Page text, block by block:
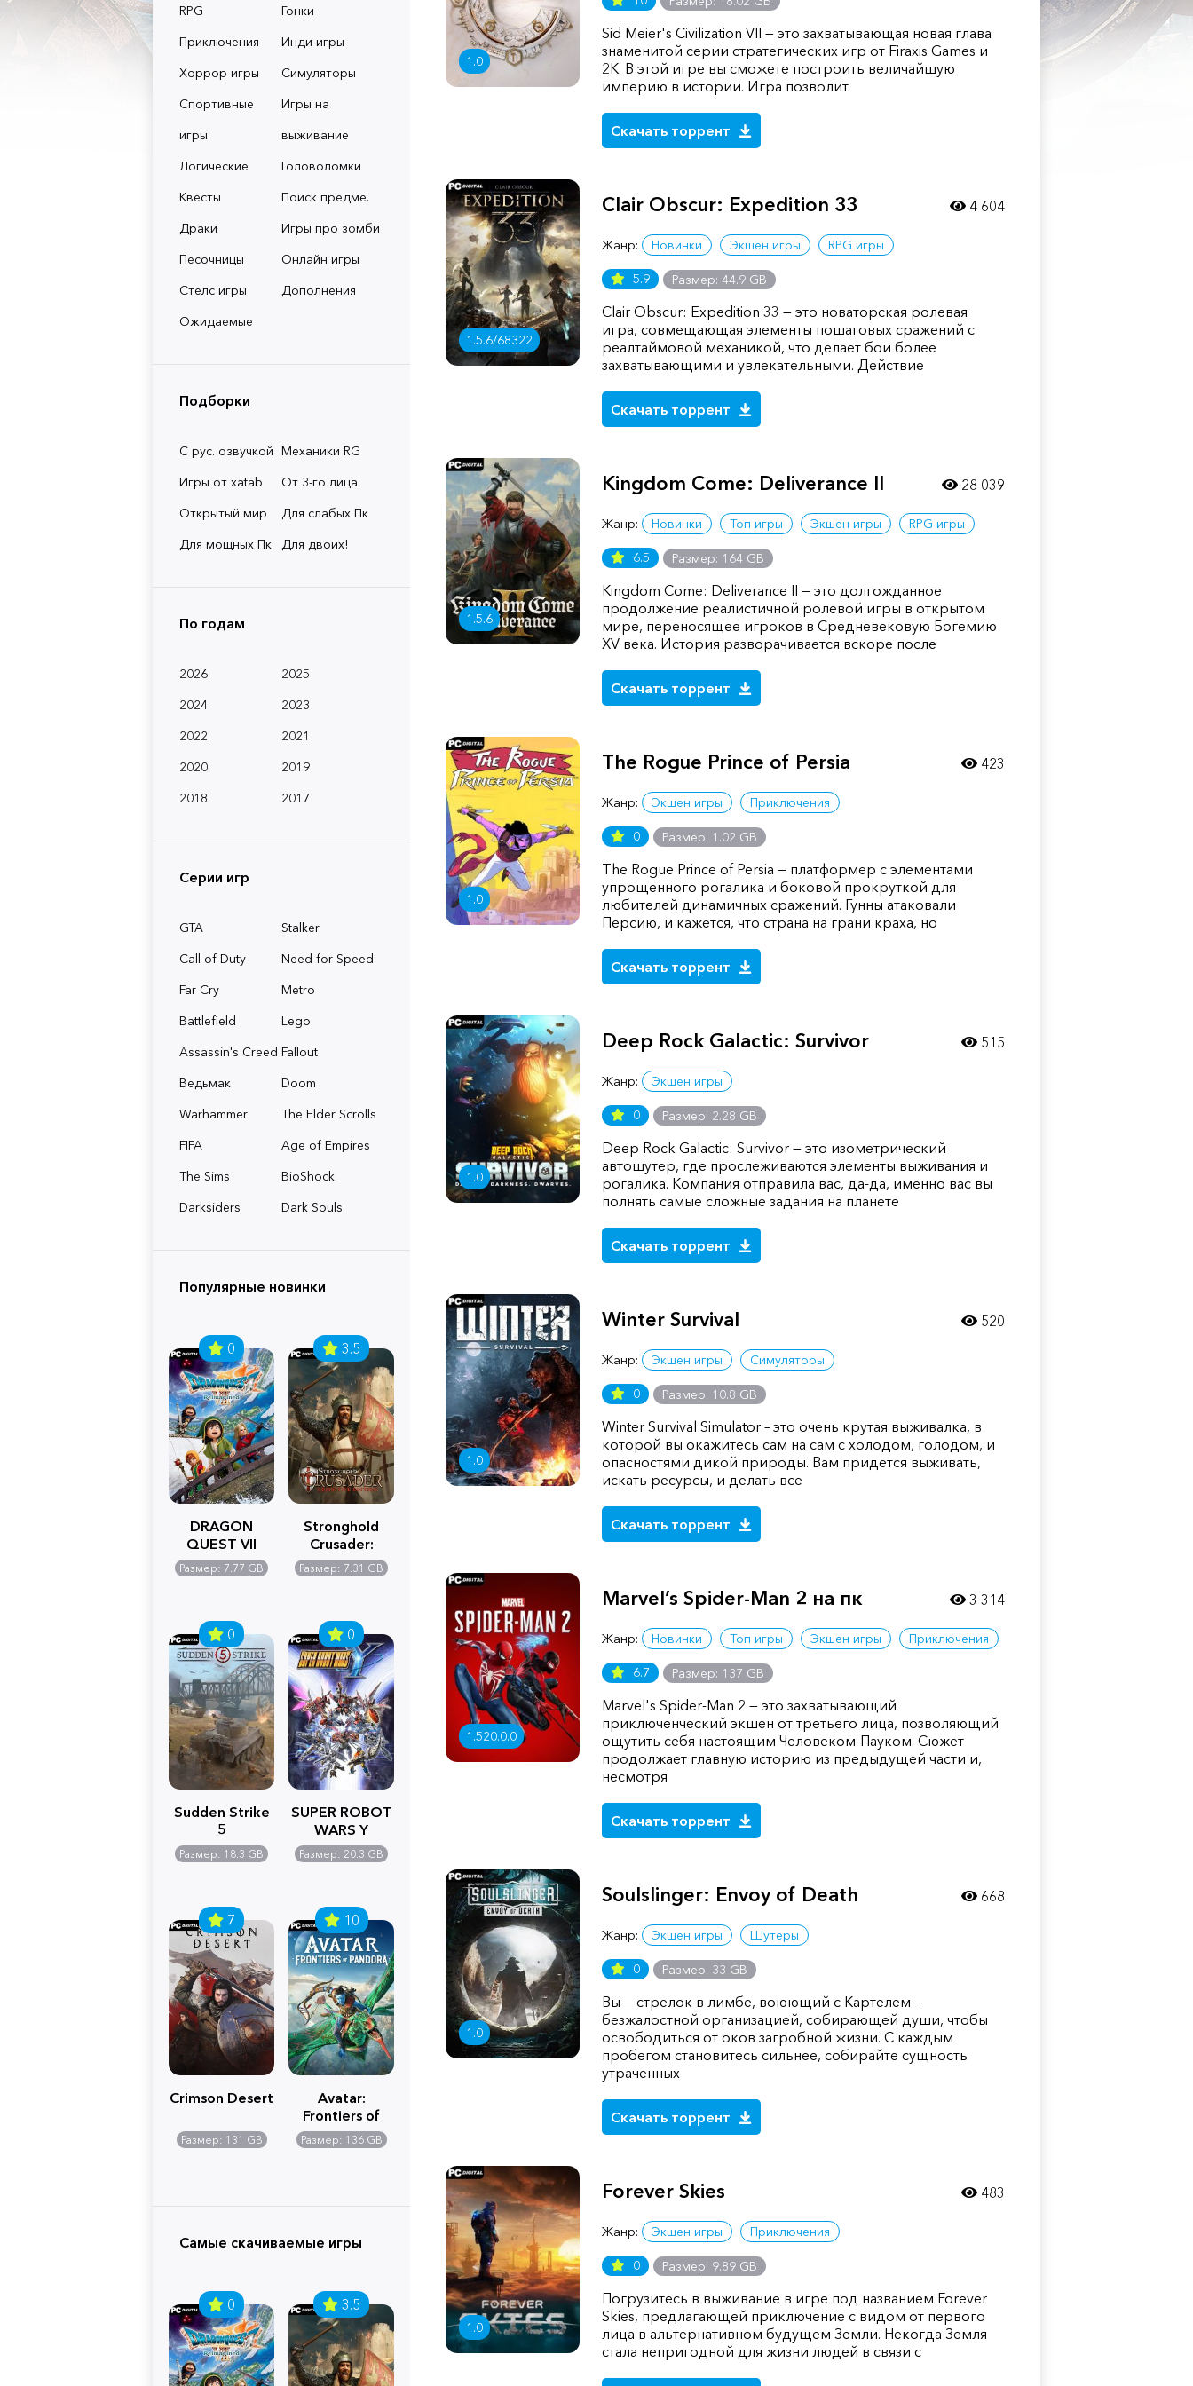
RPG
Гонки
Приключения
Инди игры
Хоррор игры
Симуляторы
Спортивные
игры
Игры на
выживание
Логические
Головоломки
Квесты
Поиск предме.
Драки
Игры про зомби
Песочницы
Онлайн игры
Стелс игры
Дополнения
Ожидаемые
Подборки
С рус. озвучкой Механики RG
Игры от xatab
От 3-го лица
Открытый мир
Для слабых Пк
Для мощных Пк
Для двоих!
По годам
2026
2025
2024
2023
2022
2021
2020
2019
2018
2017
Серии игр
GTA
Stalker
Call of Duty
Need for Speed
Far Cry
Metro
Battlefield
Lego
Assassin's Creed Fallout
Ведьмак
Doom
Warhammer
The Elder Scrolls
FIFA
Age of Empires
The Sims
BioShock
Darksiders
Dark Souls
Популярные новинки
0
DRAGON
QUEST VII
Reimagined
Размер: 7.77 GB
3.5
Stronghold
Crusader:
Definitive
Edition
Размер: 7.31 GB
0
Sudden Strike
5
Размер: 18.3 GB
0
SUPER ROBOT
WARS Y
Размер: 20.3 GB
7
Crimson Desert
Размер: 131 GB
10
Avatar:
Frontiers of
Pandora
Размер: 136 GB
Самые скачиваемые игры
0 3.5
1.0
Sid Meier's Civilization VII — это захватывающая новая глава
знаменитой серии стратегических игр от Firaxis Games и
2K. В этой игре вы сможете построить величайшую
империю в истории. Игра позволит
Скачать торрент
1.5.6/68322
Clair Obscur: Expedition 33
Жанр: Новинки Экшен игры RPG игры
5.9 Размер: 44.9 GB
Clair Obscur: Expedition 33 — это новаторская ролевая
игра, совмещающая элементы пошаговых сражений с
реалтаймовой механикой, что делает бои более
захватывающими и увлекательными. Действие
Скачать торрент
4 604
1.5.6
Kingdom Come: Deliverance II
Жанр: Новинки Топ игры Экшен игры RPG игры
6.5 Размер: 164 GB
Kingdom Come: Deliverance II — это долгожданное
продолжение реалистичной ролевой игры в открытом
мире, переносящее игроков в Средневековую Богемию
XV века. История разворачивается вскоре после
Скачать торрент
28 039
1.0
The Rogue Prince of Persia
Жанр: Экшен игры Приключения
0 Размер: 1.02 GB
The Rogue Prince of Persia — платформер с элементами
упрощенного рогалика и боковой прокруткой для
любителей динамичных сражений. Гунны атаковали
Персию, и кажется, что страна на грани краха, но
Скачать торрент
423
1.0
Deep Rock Galactic: Survivor
Жанр: Экшен игры
0 Размер: 2.28 GB
Deep Rock Galactic: Survivor — это изометрический
автошутер, где прослеживаются элементы выживания и
рогалика. Компания отправила вас, да-да, именно вас вы
полнять самые сложные задания на планете
Скачать торрент
515
1.0
Winter Survival
Жанр: Экшен игры Симуляторы
0 Размер: 10.8 GB
Winter Survival Simulator – это очень крутая выживалка, в
которой вы окажитесь сам на сам с холодом, голодом, и
опасностями дикой природы. Вам придется выживать,
искать ресурсы, и делать все
Скачать торрент
520
1.520.0.0
Marvel’s Spider-Man 2 на пк
Жанр: Новинки Топ игры Экшен игры Приключения
6.7 Размер: 137 GB
Marvel's Spider-Man 2 — это захватывающий
приключенческий экшен от третьего лица, позволяющий
ощутить себя настоящим Человеком-Пауком. Сюжет
продолжает главную историю из предыдущей части и,
несмотря
Скачать торрент
3 314
1.0
Soulslinger: Envoy of Death
Жанр: Экшен игры Шутеры
0 Размер: 33 GB
Вы — стрелок в лимбе, воюющий с Картелем —
безжалостной организацией, собирающей души, чтобы
освободиться от оков загробной жизни. С каждым
пробегом становитесь сильнее, собирайте сущность
утраченных
Скачать торрент
668
1.0
Forever Skies
Жанр: Экшен игры Приключения
0 Размер: 9.89 GB
Погрузитесь в выживание в игре под названием Forever
Skies, предлагающей приключение с видом от первого
лица в альтернативном будущем Земли. Некогда Земля
стала непригодной для жизни людей в связи с
483